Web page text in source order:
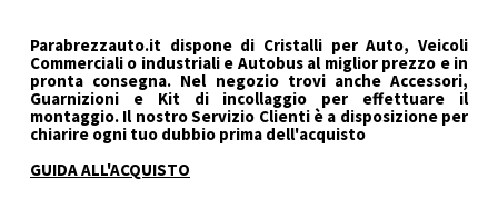
Parabrezzauto.it dispone di Cristalli per Auto, Veicoli
Commerciali o industriali e Autobus al miglior prezzo e in
pronta consegna. Nel negozio trovi anche Accessori,
Guarnizioni e Kit di incollaggio per effettuare il
montaggio. Il nostro Servizio Clienti è a disposizione per
chiarire ogni tuo dubbio prima dell'acquisto
GUIDA ALL'ACQUISTO